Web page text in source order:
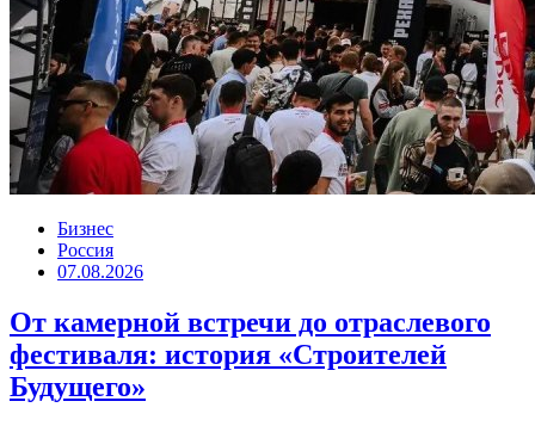
Бизнес
Россия
07.08.2026
От камерной встречи до отраслевого
фестиваля: история «Строителей
Будущего»